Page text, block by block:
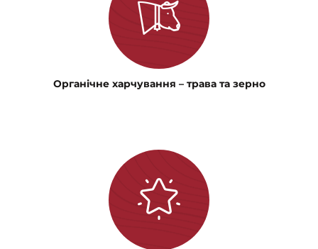
Органічне харчування – трава та зерно